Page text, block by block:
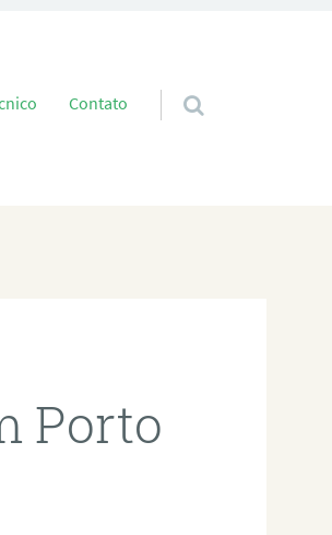
Contato
Porto